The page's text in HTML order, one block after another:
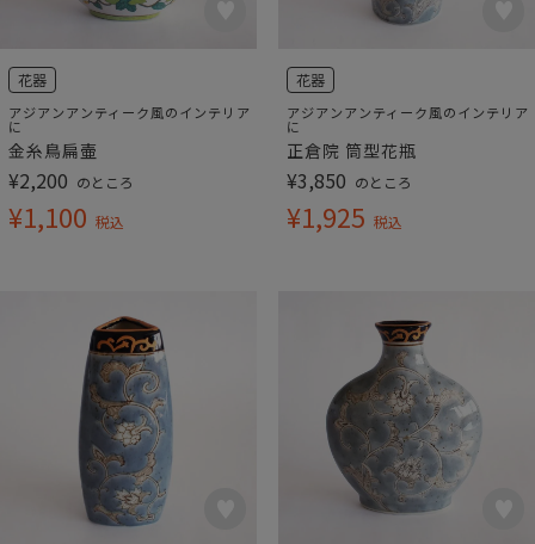
花器
アジアンアンティーク風のインテリア
に
金糸鳥扁壷
¥2,200 のところ
¥1,100 税込
花器
アジアンアンティーク風のインテリア
に
正倉院 筒型花瓶
¥3,850 のところ
¥1,925 税込